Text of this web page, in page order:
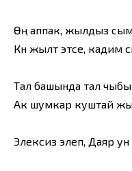
Өңү аппак, жылдыз
Күн жылт этсе, кадим
Тал башында тал
Ак шумкар куштай
Элексиз элеп, Даяр